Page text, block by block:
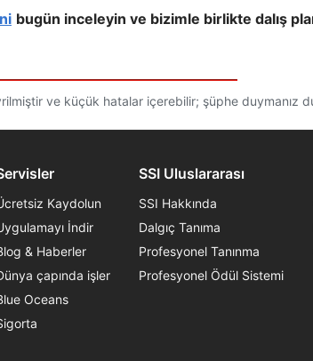
bugün inceleyin ve bizimle birlikte dalış
ve küçük hatalar içerebilir; şüphe duymanız
Kaydolun
İndir
& Haberler
çapında işler
Oceans
SSI Uluslararası
SSI Hakkında
Dalgıç Tanıma
Profesyonel Tanınma
Profesyonel Ödül Sistemi